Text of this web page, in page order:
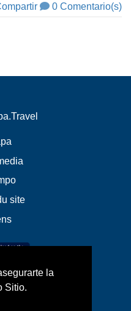
la
Sitio.
0 Comentario(s)
site